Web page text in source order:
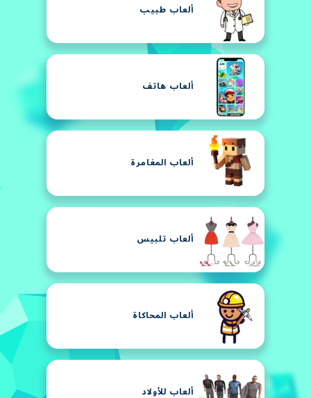
ألعاب طبيب
ألعاب هاتف
ألعاب المغامرة
ألعاب تلبيس
ألعاب المحاكاة
ألعاب للأولاد